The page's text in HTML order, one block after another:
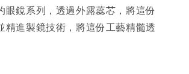
鏡系列，透過外露蕊芯，將這份
進製鏡技術，將這份工藝精髓透